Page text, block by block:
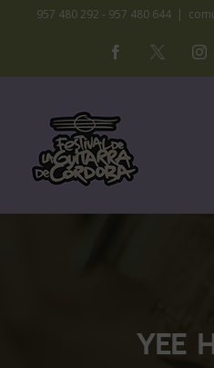
contenido
957 480 292 - 957 480 644 |
Facebook
X
YEE